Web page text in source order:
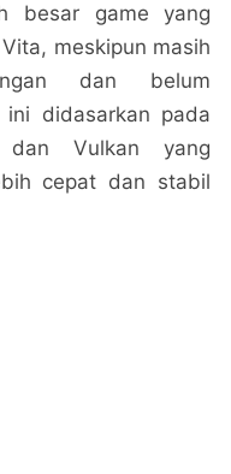
besar game yang
meskipun masih
dan belum
ini didasarkan pada
dan Vulkan yang
cepat dan stabil